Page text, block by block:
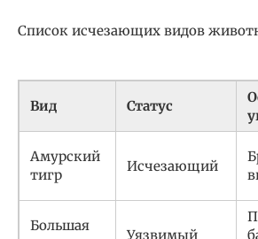
Список исчезающих видов
Вид Статус
Амурский
тигр
Исчезающий
Большая
Уязвимый